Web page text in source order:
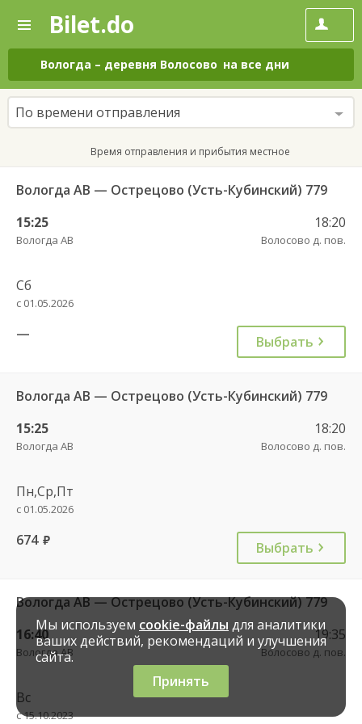
—
Поиск
и
покупка
билетов
на
автобус
онлайн
Bilet.do
Вологда – деревня Волосово на все дни
По времени отправления
Время отправления и прибытия местное
Вологда АВ — Острецово (Усть-Кубинский) 779
15:25
Вологда АВ
18:20
Волосово д. пов.
Сб
с 01.05.2026
— Выбрать
Вологда АВ — Острецово (Усть-Кубинский) 779
15:25
Вологда АВ
18:20
Волосово д. пов.
Пн,Ср,Пт
с 01.05.2026
674 руб. Выбрать
Вологда АВ — Острецово (Усть-Кубинский) 779
16:40
Вологда АВ
19:35
Волосово д. пов.
Вс
с 15.10.2023
Мы используем cookie-файлы для аналитики
ваших действий, рекомендаций и улучшения
сайта.
Принять